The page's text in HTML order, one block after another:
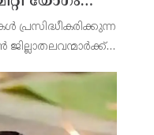
പ്രസിദ്ധീകരിക്കുന്ന